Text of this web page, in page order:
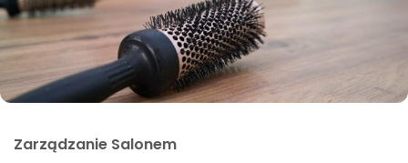
Zarządzanie Salonem